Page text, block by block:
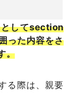
してsection
った内容をさ
。
る際は、親要